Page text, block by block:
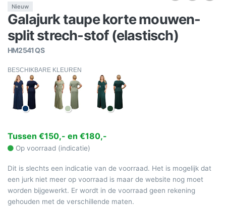
Nieuw
Galajurk taupe korte mouwen-
split strech-stof (elastisch)
HM2541 QS
BESCHIKBARE KLEUREN
Tussen €150,- en €180,-
Op voorraad (indicatie)
Dit is slechts een indicatie van de voorraad. Het is mogelijk dat
een jurk niet meer op voorraad is maar de website nog moet
worden bijgewerkt. Er wordt in de voorraad geen rekening
gehouden met de verschillende maten.